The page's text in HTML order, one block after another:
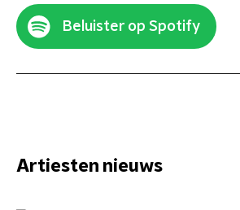
Beluister op Spotify
Artiesten nieuws